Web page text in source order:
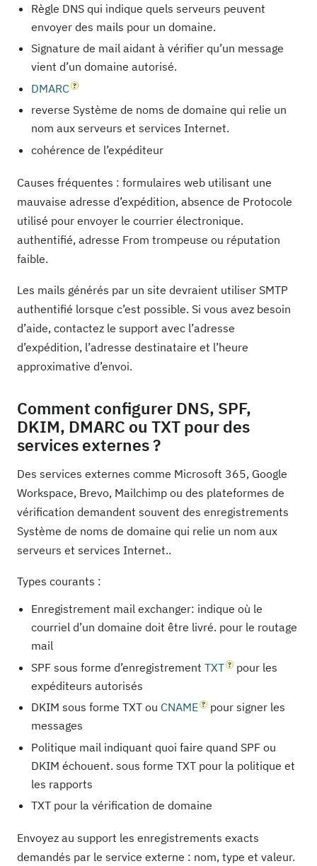
Règle DNS qui indique quels serveurs peuvent
envoyer des mails pour un domaine.
Signature de mail aidant à vérifier qu’un message
vient d’un domaine autorisé.
DMARC
reverse Système de noms de domaine qui relie un
nom aux serveurs et services Internet.
cohérence de l’expéditeur
Causes fréquentes : formulaires web utilisant une
mauvaise adresse d’expédition, absence de Protocole
utilisé pour envoyer le courrier électronique.
authentifié, adresse From trompeuse ou réputation
faible.
Les mails générés par un site devraient utiliser SMTP
authentifié lorsque c’est possible. Si vous avez besoin
d’aide, contactez le support avec l’adresse
d’expédition, l’adresse destinataire et l’heure
approximative d’envoi.
Comment configurer DNS, SPF,
DKIM, DMARC ou TXT pour des
services externes ?
Des services externes comme Microsoft 365, Google
Workspace, Brevo, Mailchimp ou des plateformes de
vérification demandent souvent des enregistrements
Système de noms de domaine qui relie un nom aux
serveurs et services Internet..
Types courants :
Enregistrement mail exchanger: indique où le
courriel d’un domaine doit être livré. pour le routage
mail
SPF sous forme d’enregistrement TXT
pour les
expéditeurs autorisés
DKIM sous forme TXT ou CNAME
pour signer les
messages
Politique mail indiquant quoi faire quand SPF ou
DKIM échouent. sous forme TXT pour la politique et
les rapports
TXT pour la vérification de domaine
Envoyez au support les enregistrements exacts
demandés par le service externe : nom, type et valeur.